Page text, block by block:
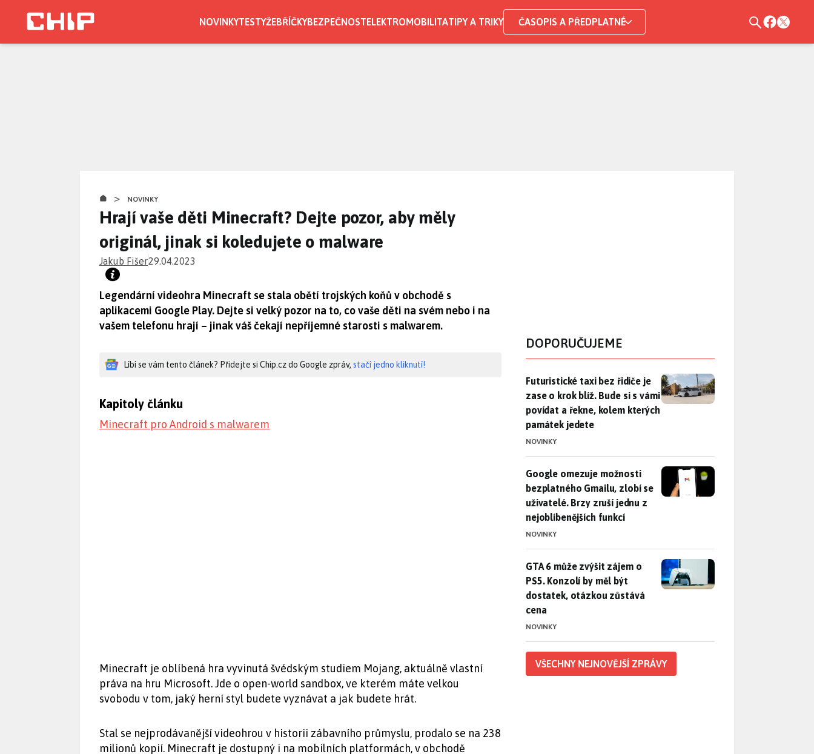
NOVINKYTESTYŽEBŘÍČKYBEZPEČNOSTELEKTROMOBILITATIPY A TRIKY ČASOPIS A PŘEDPLATNÉ
> NOVINKY
Hrají vaše děti Minecraft? Dejte pozor, aby měly
originál, jinak si koledujete o malware
Jakub Fišer29.04.2023
Legendární videohra Minecraft se stala obětí trojských koňů v obchodě s
aplikacemi Google Play. Dejte si velký pozor na to, co vaše děti na svém nebo i na
vašem telefonu hrají – jinak váš čekají nepříjemné starosti s malwarem.
Líbí se vám tento článek? Přidejte si Chip.cz do Google zpráv, stačí jedno kliknutí!
Kapitoly článku
Minecraft pro Android s malwarem
Minecraft je oblíbená hra vyvinutá švédským studiem Mojang, aktuálně vlastní
práva na hru Microsoft. Jde o open-world sandbox, ve kterém máte velkou
svobodu v tom, jaký herní styl budete vyznávat a jak budete hrát.
Stal se nejprodávanější videohrou v historii zábavního průmyslu, prodalo se na 238
milionů kopií. Minecraft je dostupný i na mobilních platformách, v obchodě
DOPORUČUJEME
Futuristické taxi bez řidiče je zase o krok blíž. Bude si s vámi
Futuristické taxi bez řidiče je
zase o krok blíž. Bude si s vámi
povídat a řekne, kolem kterých
památek jedete
NOVINKY
Google omezuje možnosti bezplatného Gmailu, zlobí se
Google omezuje možnosti
bezplatného Gmailu, zlobí se
uživatelé. Brzy zruší jednu z
nejoblíbenějších funkcí
NOVINKY
GTA 6 může zvýšit zájem o PS5. Konzolí by měl být dostatek,
GTA 6 může zvýšit zájem o
PS5. Konzolí by měl být
dostatek, otázkou zůstává
cena
NOVINKY
VŠECHNY NEJNOVĚJŠÍ ZPRÁVY